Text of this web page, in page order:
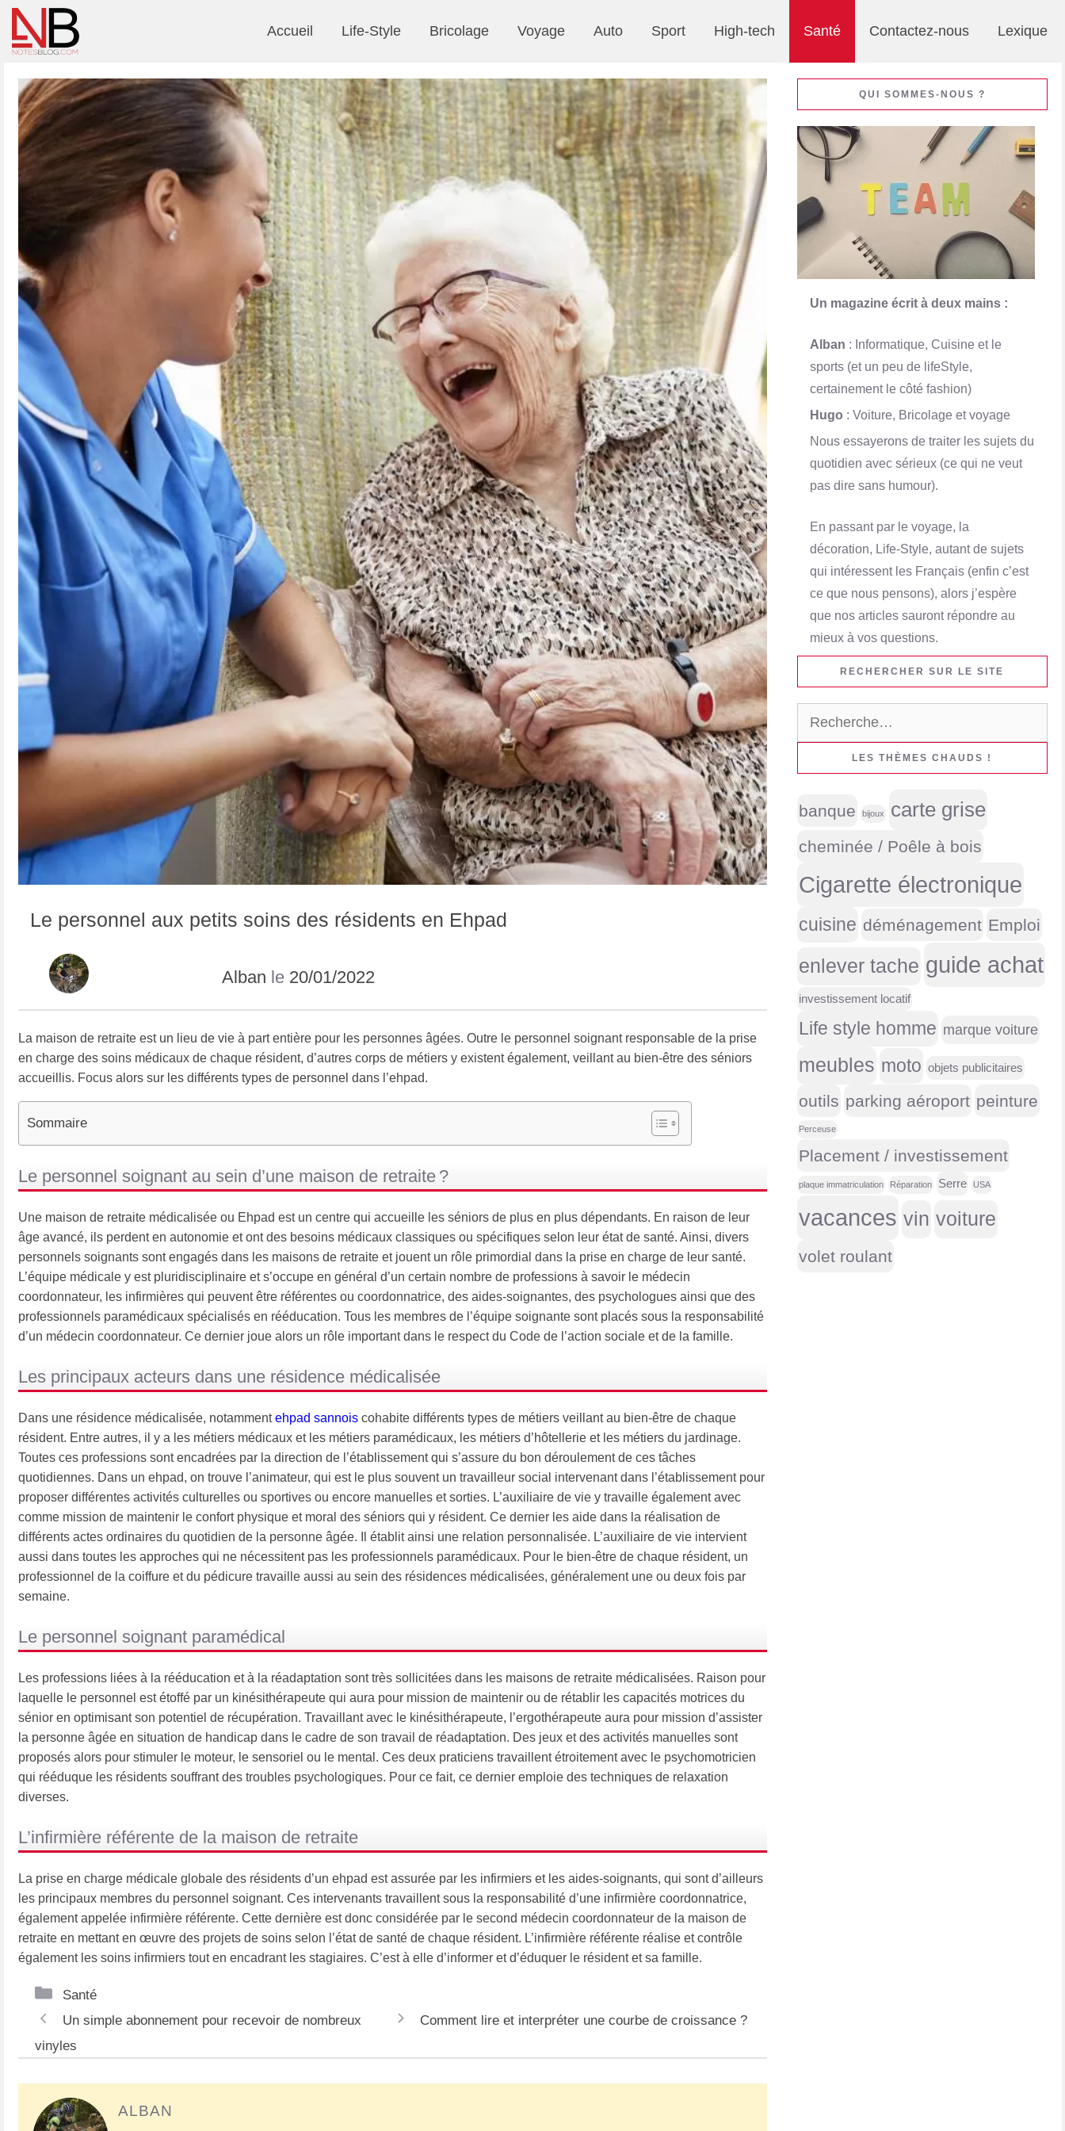
Accueil Life-Style Bricolage Voyage Auto Sport High-tech Santé Contactez-nous Lexique
Le personnel aux petits soins des résidents en Ehpad
Alban le 20/01/2022
La maison de retraite est un lieu de vie à part entière pour les personnes âgées. Outre le personnel soignant responsable de la prise
en charge des soins médicaux de chaque résident, d’autres corps de métiers y existent également, veillant au bien-être des séniors
accueillis. Focus alors sur les différents types de personnel dans l’ehpad.
Sommaire
Le personnel soignant au sein d’une maison de retraite ?
Une maison de retraite médicalisée ou Ehpad est un centre qui accueille les séniors de plus en plus dépendants. En raison de leur
âge avancé, ils perdent en autonomie et ont des besoins médicaux classiques ou spécifiques selon leur état de santé. Ainsi, divers
personnels soignants sont engagés dans les maisons de retraite et jouent un rôle primordial dans la prise en charge de leur santé.
L’équipe médicale y est pluridisciplinaire et s’occupe en général d’un certain nombre de professions à savoir le médecin
coordonnateur, les infirmières qui peuvent être référentes ou coordonnatrice, des aides-soignantes, des psychologues ainsi que des
professionnels paramédicaux spécialisés en rééducation. Tous les membres de l’équipe soignante sont placés sous la responsabilité
d’un médecin coordonnateur. Ce dernier joue alors un rôle important dans le respect du Code de l’action sociale et de la famille.
Les principaux acteurs dans une résidence médicalisée
Dans une résidence médicalisée, notammentehpad sannoiscohabite différents types de métiers veillant au bien-être de chaque
résident. Entre autres, il y a les métiers médicaux et les métiers paramédicaux, les métiers d’hôtellerie et les métiers du jardinage.
Toutes ces professions sont encadrées par la direction de l’établissement qui s’assure du bon déroulement de ces tâches
quotidiennes. Dans un ehpad, on trouve l’animateur, qui est le plus souvent un travailleur social intervenant dans l’établissement pour
proposer différentes activités culturelles ou sportives ou encore manuelles et sorties. L’auxiliaire de vie y travaille également avec
comme mission de maintenir le confort physique et moral des séniors qui y résident. Ce dernier les aide dans la réalisation de
différents actes ordinaires du quotidien de la personne âgée. Il établit ainsi une relation personnalisée. L’auxiliaire de vie intervient
aussi dans toutes les approches qui ne nécessitent pas les professionnels paramédicaux. Pour le bien-être de chaque résident, un
professionnel de la coiffure et du pédicure travaille aussi au sein des résidences médicalisées, généralement une ou deux fois par
semaine.
Le personnel soignant paramédical
Les professions liées à la rééducation et à la réadaptation sont très sollicitées dans les maisons de retraite médicalisées. Raison pour
laquelle le personnel est étoffé par un kinésithérapeute qui aura pour mission de maintenir ou de rétablir les capacités motrices du
sénior en optimisant son potentiel de récupération. Travaillant avec le kinésithérapeute, l’ergothérapeute aura pour mission d’assister
la personne âgée en situation de handicap dans le cadre de son travail de réadaptation. Des jeux et des activités manuelles sont
proposés alors pour stimuler le moteur, le sensoriel ou le mental. Ces deux praticiens travaillent étroitement avec le psychomotricien
qui rééduque les résidents souffrant des troubles psychologiques. Pour ce fait, ce dernier emploie des techniques de relaxation
diverses.
L’infirmière référente de la maison de retraite
La prise en charge médicale globale des résidents d’un ehpad est assurée par les infirmiers et les aides-soignants, qui sont d’ailleurs
les principaux membres du personnel soignant. Ces intervenants travaillent sous la responsabilité d’une infirmière coordonnatrice,
également appelée infirmière référente. Cette dernière est donc considérée par le second médecin coordonnateur de la maison de
retraite en mettant en œuvre des projets de soins selon l’état de santé de chaque résident. L’infirmière référente réalise et contrôle
également les soins infirmiers tout en encadrant les stagiaires. C’est à elle d’informer et d’éduquer le résident et sa famille.
Catégories
Santé
Navigation
des
Un simple abonnement pour recevoir de nombreux
vinyles
Comment lire et interpréter une courbe de croissance ?
ALBAN
QUI SOMMES-NOUS ?
Un magazine écrit à deux mains :
Alban : Informatique, Cuisine et le
sports (et un peu de lifeStyle,
certainement le côté fashion)
Hugo : Voiture, Bricolage et voyage
Nous essayerons de traiter les sujets du
quotidien avec sérieux (ce qui ne veut
pas dire sans humour).
En passant par le voyage, la
décoration, Life-Style, autant de sujets
qui intéressent les Français (enfin c’est
ce que nous pensons), alors j’espère
que nos articles sauront répondre au
mieux à vos questions.
RECHERCHER SUR LE SITE
LES THÈMES CHAUDS !
banque bijoux carte grise
cheminée / Poêle à bois
Cigarette électronique
cuisine déménagement Emploi
enlever tache guide achat
investissement locatif
Life style homme marque voiture
meubles moto objets publicitaires
outils parking aéroport peinture
Perceuse
Placement / investissement
plaque immatriculation Réparation Serre USA
vacances vin voiture
volet roulant